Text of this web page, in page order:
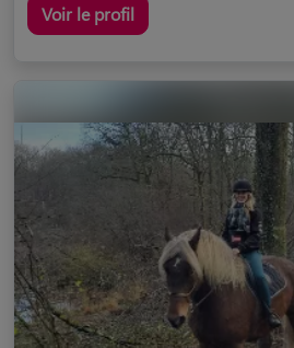
Voir le profil